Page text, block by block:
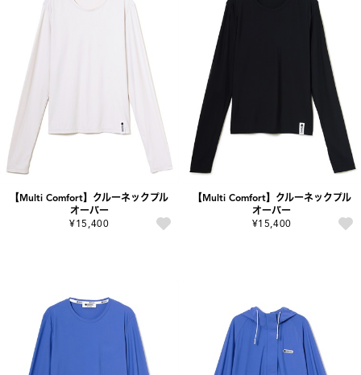
【Multi Comfort】クルーネックプル
オーバー
¥15,400
【Multi Comfort】クルーネックプル
オーバー
¥15,400